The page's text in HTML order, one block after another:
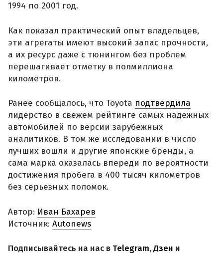
1994 по 2001 год.
Как показал практический опыт владельцев,
эти агрегаты имеют высокий запас прочности,
а их ресурс даже с тюнингом без проблем
перешагивает отметку в полмиллиона
километров.
Ранее сообщалось, что Toyota подтвердила
лидерство в свежем рейтинге самых надежных
автомобилей по версии зарубежных
аналитиков. В том же исследовании в число
лучших вошли и другие японские бренды, а
сама марка оказалась впереди по вероятности
достижения пробега в 400 тысяч километров
без серьезных поломок.
Автор: Иван Бахарев
Источник: Autonews
Подписывайтесь на нас в Telegram,Дзен и